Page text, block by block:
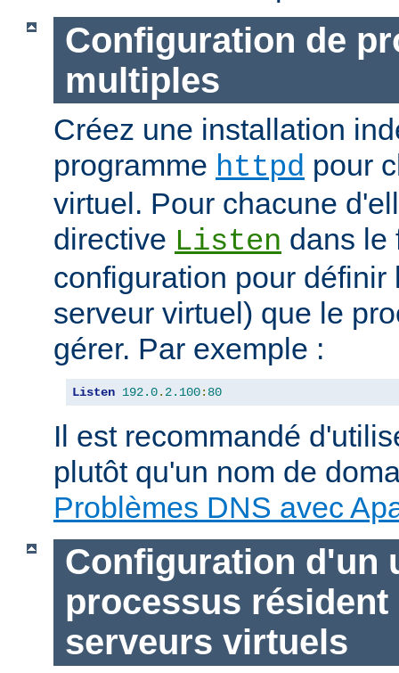
Configuration de
multiples
Créez une installation
programme httpd pour
virtuel. Pour chacune
directive Listen dans le
configuration pour définir
serveur virtuel) que le
gérer. Par exemple :
Listen 192.0. 2.100: 80
Il est recommandé
plutôt qu'un nom de
Problèmes DNS avec
Configuration d'un
processus résident
serveurs virtuels